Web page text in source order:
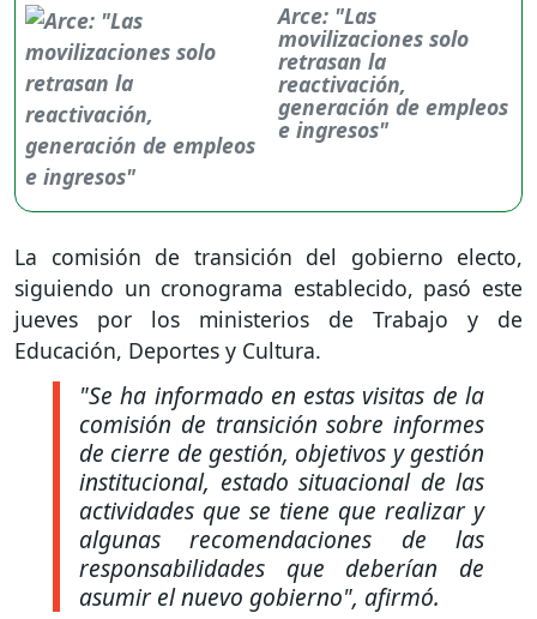
Arce: "Las
movilizaciones solo
retrasan la
reactivación,
generación de empleos
e ingresos"
La comisión de transición del gobierno electo,
siguiendo un cronograma establecido, pasó este
jueves por los ministerios de Trabajo y de
Educación, Deportes y Cultura.
"Se ha informado en estas visitas de la
comisión de transición sobre informes
de cierre de gestión, objetivos y gestión
institucional, estado situacional de las
actividades que se tiene que realizar y
algunas recomendaciones de las
responsabilidades que deberían de
asumir el nuevo gobierno", afirmó.